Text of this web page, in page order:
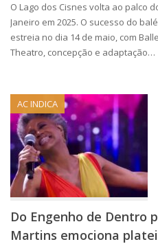
O Lago dos Cisnes volta ao palco
Janeiro em 2025. O sucesso do
estreia no dia 14 de maio, com
Theatro, concepção e adaptação…
AC INDICA
Do Engenho de Dentro
Martins emociona